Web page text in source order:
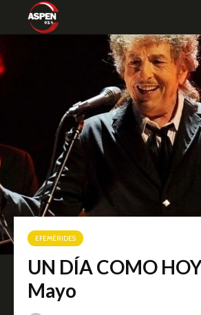
EFEMÉRIDES
UN DÍA COMO
Mayo